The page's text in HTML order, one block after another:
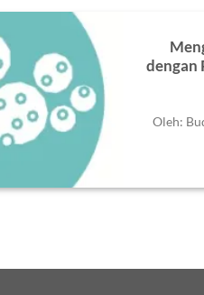
dengan
Oleh: